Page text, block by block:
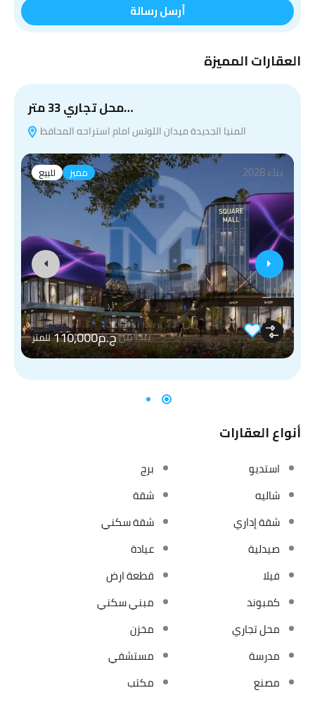
أرسل رسالة
العقارات المميزة
محل تجاري 33 متر…
المنيا الجديدة ميدان اللوتس امام استراحه المحافظ
للبيع مميز بناء 2028
يبدأ منج.م110,000 للمتر
أنواع العقارات
استديو
برج
شاليه
شقة
شقة إداري
شقة سكني
صيدلية
عيادة
فيلا
قطعة ارض
كمبوند
مبني سكني
محل تجاري
مخزن
مدرسة
مستشفي
مصنع
مكتب